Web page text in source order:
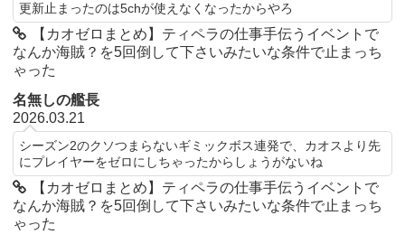
更新止まったのは5chが使えなくなったからやろ
【カオゼロまとめ】ティペラの仕事手伝うイベントで
なんか海賊？を5回倒して下さいみたいな条件で止まっち
ゃった
名無しの艦長
2026.03.21
シーズン2のクソつまらないギミックボス連発で、カオスより先
にプレイヤーをゼロにしちゃったからしょうがないね
【カオゼロまとめ】ティペラの仕事手伝うイベントで
なんか海賊？を5回倒して下さいみたいな条件で止まっち
ゃった